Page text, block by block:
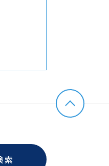
索